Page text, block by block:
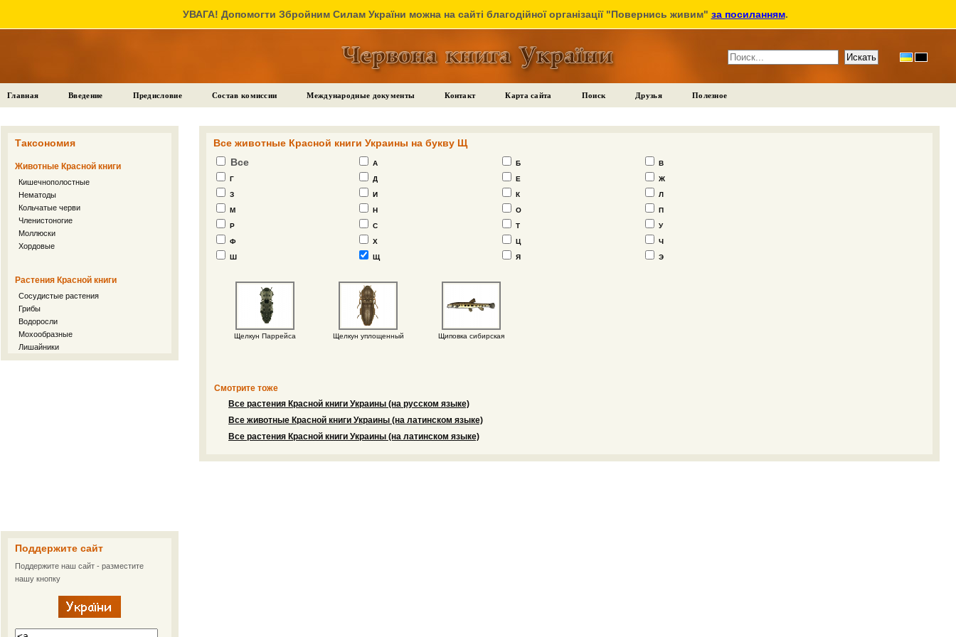
УВАГА! Допомогти Збройним Силам України можна на сайті благодійної організації "Повернись живим" за посиланням.
Главная Введение Предисловие Состав комиссии Международные документы Контакт Карта сайта Поиск Друзья Полезное
Таксономия
Животные Красной книги
Кишечнополостные
Нематоды
Кольчатые черви
Членистоногие
Моллюски
Хордовые
Растения Красной книги
Сосудистые растения
Грибы
Водоросли
Мохообразные
Лишайники
Поддержите сайт
Поддержите наш сайт - разместите
нашу кнопку
Все животные Красной книги Украины на букву Щ
Все
А Б
В
Г
Д Е
Ж
З
И К
Л
М
Н О
П
Р
С Т
У
Ф
Х Ц
Ч
Ш
Щ Я Э
Щелкун Паррейса Щелкун уплощенный Щиповка сибирская
Смотрите тоже
Все растения Красной книги Украины (на русском языке)
Все животные Красной книги Украины (на латинском языке)
Все растения Красной книги Украины (на латинском языке)